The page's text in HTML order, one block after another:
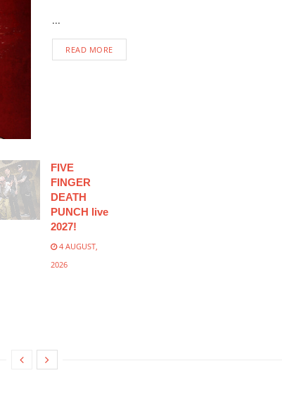
...
READ MORE
FIVE
FINGER
DEATH
PUNCH live
2027!
4 AUGUST,
2026